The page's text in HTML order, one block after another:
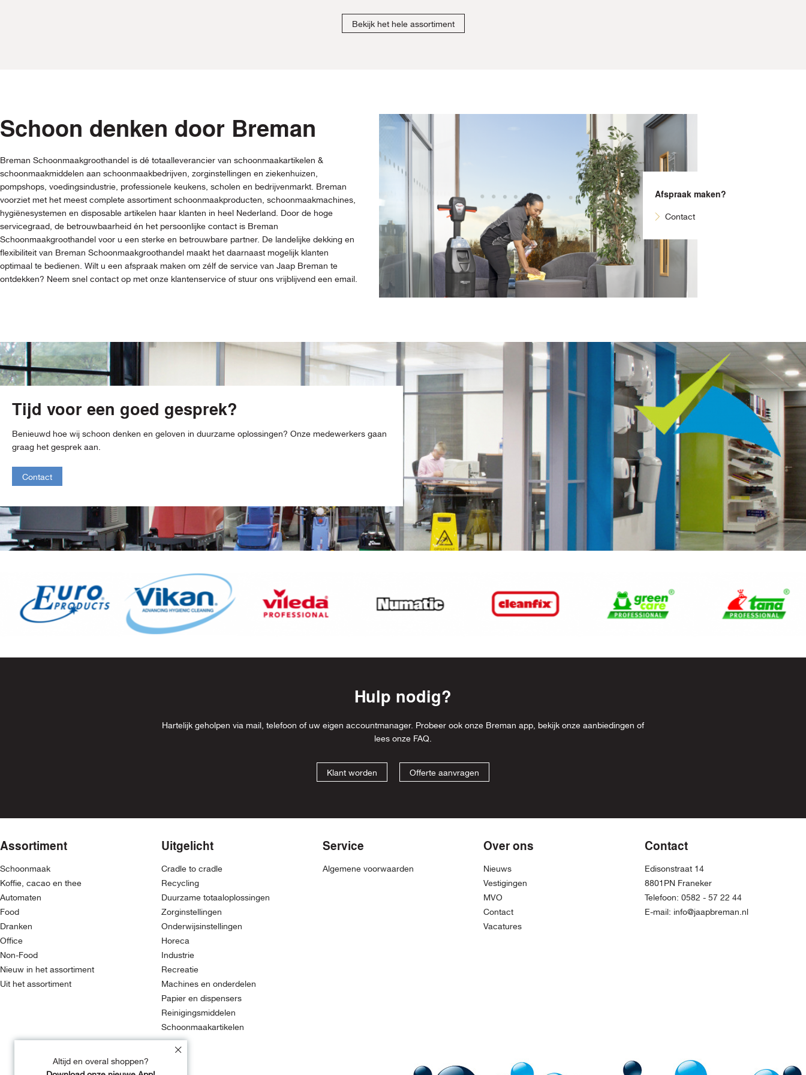
Bekijk het hele assortiment
Schoon denken door Breman
Breman Schoonmaakgroothandel is dé totaalleverancier van schoonmaakartikelen &
schoonmaakmiddelen aan schoonmaakbedrijven, zorginstellingen en ziekenhuizen,
pompshops, voedingsindustrie, professionele keukens, scholen en bedrijvenmarkt. Breman
voorziet met het meest complete assortiment schoonmaakproducten, schoonmaakmachines,
hygiënesystemen en disposable artikelen haar klanten in heel Nederland. Door de hoge
servicegraad, de betrouwbaarheid én het persoonlijke contact is Breman
Schoonmaakgroothandel voor u een sterke en betrouwbare partner. De landelijke dekking en
flexibiliteit van Breman Schoonmaakgroothandel maakt het daarnaast mogelijk klanten
optimaal te bedienen. Wilt u een afspraak maken om zélf de service van Jaap Breman te
ontdekken? Neem snel contact op met onze klantenservice of stuur ons vrijblijvend een email.
Afspraak maken?
Contact
Tijd voor een goed gesprek?
Benieuwd hoe wij schoon denken en geloven in duurzame oplossingen? Onze medewerkers gaan
graag het gesprek aan.
Contact
Item
Hulp nodig?
Hartelijk geholpen via mail, telefoon of uw eigen accountmanager. Probeer ook onze Breman app, bekijk onze aanbiedingen of
lees onze FAQ.
Klant worden Offerte aanvragen
Assortiment
Schoonmaak
Koffie, cacao en thee
Automaten
Food
Dranken
Office
Non-Food
Nieuw in het assortiment
Uit het assortiment
Uitgelicht
Cradle to cradle
Recycling
Duurzame totaaloplossingen
Zorginstellingen
Onderwijsinstellingen
Horeca
Industrie
Recreatie
Machines en onderdelen
Papier en dispensers
Reinigingsmiddelen
Schoonmaakartikelen
Service
Algemene voorwaarden
Over ons
Nieuws
Vestigingen
MVO
Contact
Vacatures
Contact
Edisonstraat 14
8801PN Franeker
Telefoon:0582 - 57 22 44
E-mail: info@jaapbreman.nl
Altijd en overal shoppen?